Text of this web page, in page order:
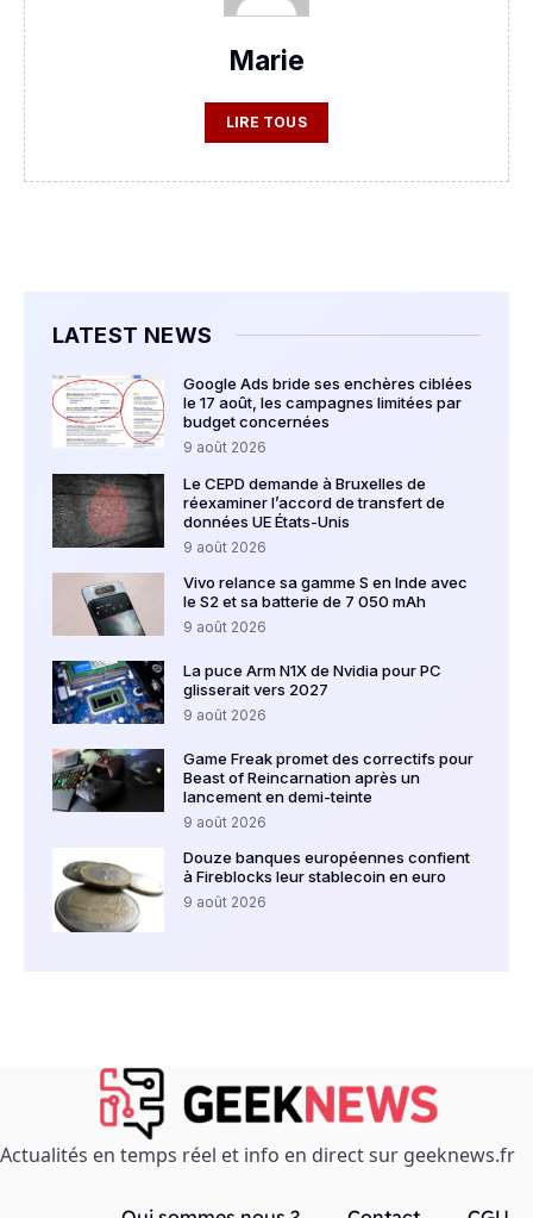
Marie
LIRE TOUS
LATEST NEWS
Google Ads bride ses enchères ciblées
le 17 août, les campagnes limitées par
budget concernées
9 août 2026
Le CEPD demande à Bruxelles de
réexaminer l’accord de transfert de
données UE États-Unis
9 août 2026
Vivo relance sa gamme S en Inde avec
le S2 et sa batterie de 7 050 mAh
9 août 2026
La puce Arm N1X de Nvidia pour PC
glisserait vers 2027
9 août 2026
Game Freak promet des correctifs pour
Beast of Reincarnation après un
lancement en demi-teinte
9 août 2026
Douze banques européennes confient
à Fireblocks leur stablecoin en euro
9 août 2026
Actualités en temps réel et info en direct sur geeknews.fr